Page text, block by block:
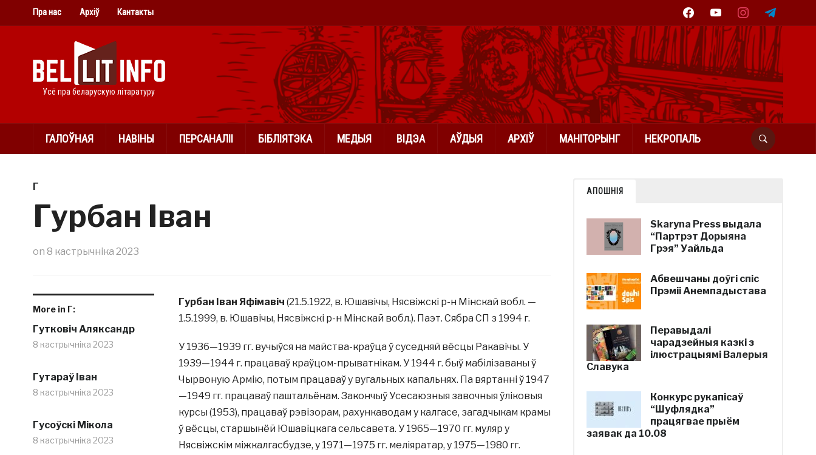
facebookyoutube instagramtelegram
Пра нас Архіў Кантакты
Усё пра беларускую літаратуру
ГАЛОЎНАЯ НАВІНЫ ПЕРСАНАЛІІ БІБЛІЯТЭКА МЕДЫЯ ВІДЭА АЎДЫЯ АРХІЎ МАНІТОРЫНГ НЕКРОПАЛЬ
Г
Гурбан Іван
on 8 кастрычніка 2023
More in Г:
Гутковіч Аляксандр
8 кастрычніка 2023
Гутараў Іван
8 кастрычніка 2023
Гусоўскі Мікола
8 кастрычніка 2023
Гурбан Іван Яфімавіч (21.5.1922, в. Юшавічы, Нясвіжскі р-н Мінскай вобл. —
1.5.1999, в. Юшавічы, Нясвіжскі р-н Мінскай вобл.). Паэт. Сябра СП з 1994 г.
У 1936—1939 гг. вучыўся на майства-краўца ў суседняй вёсцы Ракавічы. У
1939—1944 г. працаваў краўцом-прыватнікам. У 1944 г. быў мабілізаваны ў
Чырвоную Армію, потым працаваў у вугальных капальнях. Па вяртанні ў 1947
—1949 гг. працаваў паштальёнам. Закончыў Усесаюзныя завочныя ўліковыя
курсы (1953), працаваў рэвізорам, рахункаводам у калгасе, загадчыкам крамы
ў вёсцы, старшынёй Юшавіцкага сельсавета. У 1965—1970 гг. муляр у
Нясвіжскім міжкалгасбудзе, у 1971—1975 гг. меліяратар, у 1975—1980 гг.
АПОШНІЯ
Skaryna Press выдала
“Партрэт Дорыяна
Грэя” Уайльда
Абвешчаны доўгі спіс
Прэміі Анемпадыстава
Перавыдалі
чарадзейныя казкі з
ілюстрацыямі Валерыя
Славука
Конкурс рукапісаў
“Шуфлядка”
працягвае прыём
заявак да 10.08